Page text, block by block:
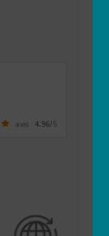
avis 4.96/5